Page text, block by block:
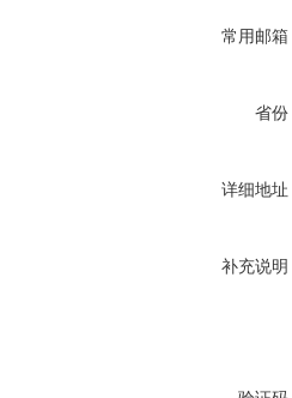
常用邮箱
省份
详细地址
补充说明